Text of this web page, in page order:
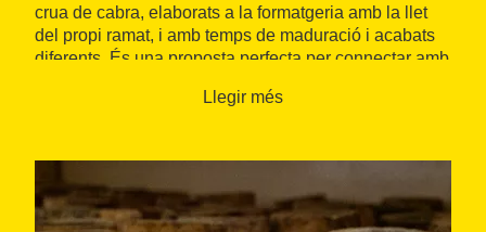
crua de cabra, elaborats a la formatgeria amb la llet
del propi ramat, i amb temps de maduració i acabats
diferents. És una proposta perfecta per connectar amb
per gaudir del plaer senzill de degustar productes
A més, aquesta experiència forma part de la Ruta de
la Llet del Lluçanès, una iniciativa agroalimentària
que connecta turisme, proximitat i tradició.
Llegir més